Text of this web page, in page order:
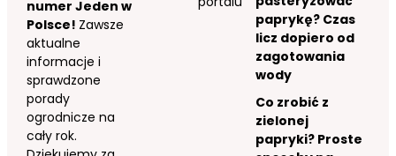
numer Jeden w
Polsce! Zawsze
aktualne
informacje i
sprawdzone
porady
ogrodnicze na
cały rok.
paprykę? Czas
licz dopiero od
zagotowania
wody
Co zrobić z
zielonej
papryki? Proste